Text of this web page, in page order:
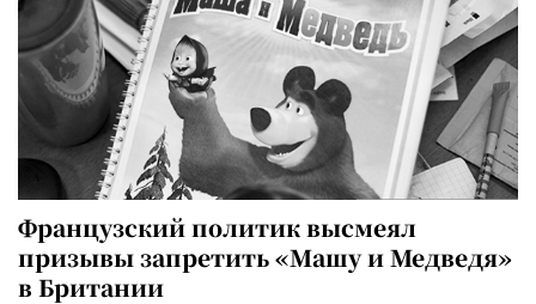
Французский политик высмеял
призывы запретить «Машу и Медведя»
в Британии